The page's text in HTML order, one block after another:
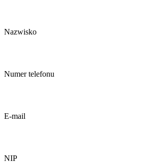
Nazwisko
Numer telefonu
E-mail
NIP